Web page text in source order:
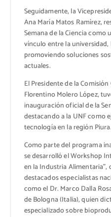
Seguidamente, la
Ana María Matos Ramírez,
Semana de la Ciencia
vínculo entre la universidad,
promoviendo soluciones
actuales.
El Presidente de la
Florentino Molero López,
inauguración oficial de la
destacando a la UNF como
tecnología en la región Piura.
Como parte del programa
se desarrolló el Workshop
en la Industria
destacados especialistas
como el Dr. Marco Dalla
de Bologna (Italia), quien
especializado sobre